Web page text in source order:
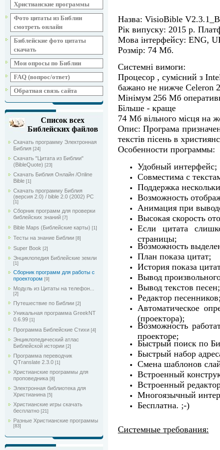
Христианские программы
Фото цитаты из Библии
смотреть онлайн
Библейские фото цитаты
скачать
Мои опросы по Библии
FAQ (вопрос/ответ)
Обратная связь сайта
Список всех
Библейских файлов
Скачать программу Электронная
Библия [24]
Скачать "Цитата из Библии"
(BibleQuote) [23]
Скачать Библия Онлайн /Online
Bible [1]
Скачать программу Библия
(версия 2.0) / bible 2.0 (2002) РС
[1]
Сборник программ для проверки
библейских знаний [7]
Bible Maps (Библейские карты) [1]
Тесты на знание Библии [8]
Super Book [2]
Энциклопедия Библейские земли
[1]
Сборник программ для работы с
проектором [9]
Модуль из Цитаты на телефон...
[2]
Путешествие по Библии [2]
Уникальная программа GreekNT
0.6.99 [1]
Программа Библейские Cтихи [4]
Энциклопедический атлас
Библейской истории [2]
Программа переводчик
QTranslate 2.3.0 [1]
Христианские программы для
проповедника [8]
Электронная библиотека для
Христианина [5]
Христианские игры скачать
бесплатно [21]
Разные Христианские программы
[83]
Назва: VisioBible
Рік випуску: 2015 р.
Мова інтерфейсу: ENG,
Розмір: 74 Мб.
Системні вимоги:
Процесор , сумісний з
бажано не нижче Celeron
Мінімум 256 Мб
Більше - краще
74 Мб вільного місця на
Опис: Програма
текстів пісень в
Особенности программы:
Удобный интерфейс;
Совместима с
Поддержка
Возможность
Анимация при
Высокая скорость
Если цитата
страницы;
Возможность
План показа цитат;
История показа
Вывод
Вывод текстов песен;
Редактор
Автоматическое
(проектора);
Возможность
проекторе;
Быстрый поиск по
Быстрый набор
Смена шаблонов
Встроенный
Встроенный
Многоязычный
Бесплатна. ;-)
Системные требования: